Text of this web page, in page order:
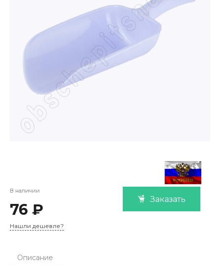
В наличии
76 ₽
Заказать
Нашли дешевле?
Описание